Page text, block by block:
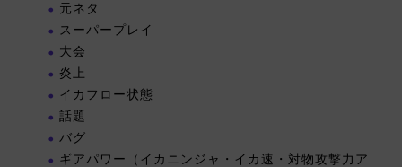
元ネタ
スーパープレイ
大会
炎上
イカフロー状態
話題
バグ
ギアパワー（イカニンジャ・イカ速・対物攻撃力ア